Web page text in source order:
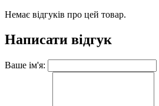
Немає відгуків про цей товар.
Написати відгук
Ваше ім'я: